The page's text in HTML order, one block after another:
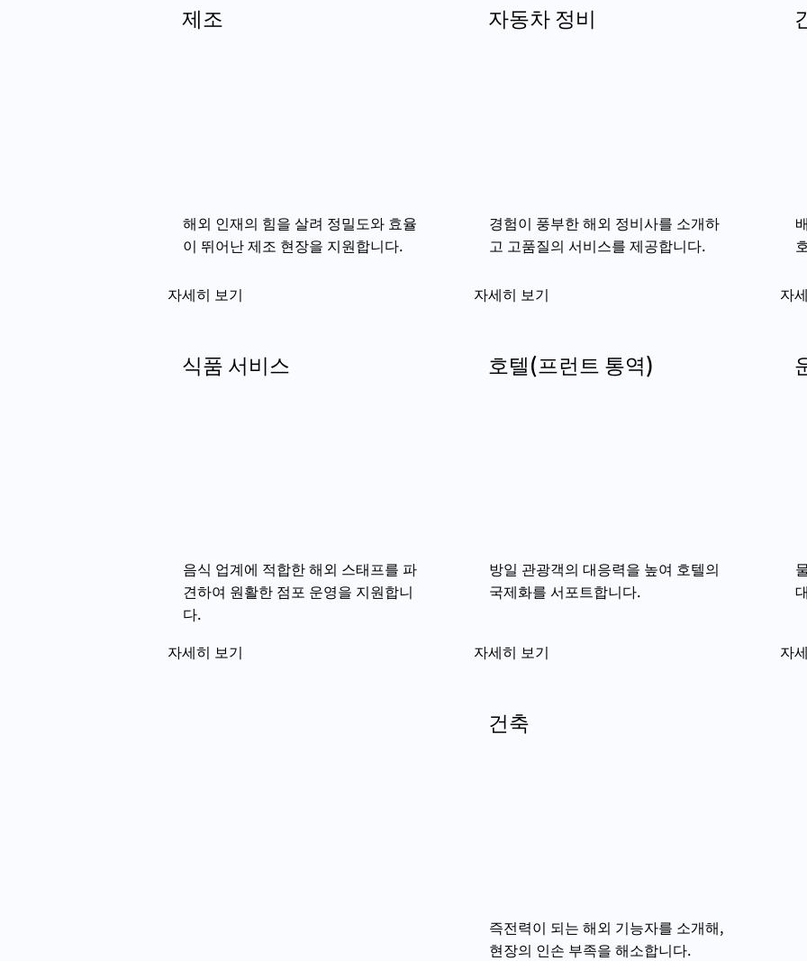
제조
해외 인재의 힘을 살려 정밀도와 효율
이 뛰어난 제조 현장을 지원합니다.
자세히 보기
자동차 정비
경험이 풍부한 해외 정비사를 소개하
고 고품질의 서비스를 제공합니다.
자세히 보기 자
식품 서비스
음식 업계에 적합한 해외 스태프를 파
견하여 원활한 점포 운영을 지원합니
다.
자세히 보기
호텔(프런트 통역)
방일 관광객의 대응력을 높여 호텔의
국제화를 서포트합니다.
자세히 보기 자
건축
즉전력이 되는 해외 기능자를 소개해,
현장의 인손 부족을 해소합니다.